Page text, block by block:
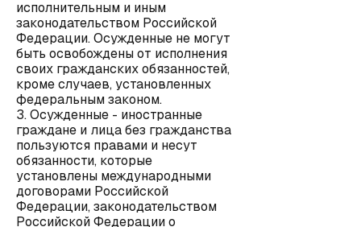
исполнительным и иным
законодательством Российской
Федерации. Осужденные не могут
быть освобождены от исполнения
своих гражданских обязанностей,
кроме случаев, установленных
федеральным законом.
3. Осужденные - иностранные
граждане и лица без гражданства
пользуются правами и несут
обязанности, которые
установлены международными
договорами Российской
Федерации, законодательством
Российской Федерации о